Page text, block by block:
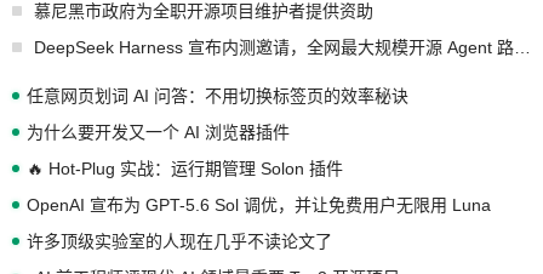
慕尼黑市政府为全职开源项目维护者提供资助
任意网页划词 AI 问答：不用切换标签页的效率秘诀
为什么要开发又一个 AI 浏览器插件
🔥 Hot-Plug 实战：运行期管理 Solon 插件
OpenAI 宣布为 GPT-5.6 Sol 调优，并让免费用户无限用 Luna
许多顶级实验室的人现在几乎不读论文了